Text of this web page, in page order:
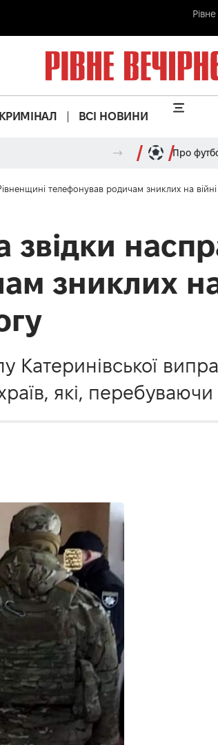
КРИМІНАЛ ВСІ НОВИНИ
Про
телефонував родичам зниклих на
звідки
зниклих на
Катеринівської
які,